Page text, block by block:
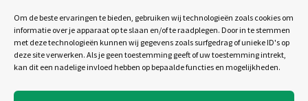
Om de beste ervaringen te bieden, gebruiken wij technologieën zoals cookies om
informatie over je apparaat op te slaan en/of te raadplegen. Door in te stemmen
met deze technologieën kunnen wij gegevens zoals surfgedrag of unieke ID's op
deze site verwerken. Als je geen toestemming geeft of uw toestemming intrekt,
kan dit een nadelige invloed hebben op bepaalde functies en mogelijkheden.
lees meer